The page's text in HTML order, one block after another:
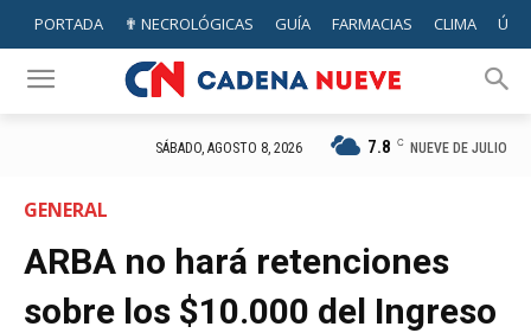
PORTADA ✟ NECROLÓGICAS GUÍA FARMACIAS CLIMA
SÁBADO, AGOSTO 8, 2026 7.8 C NUEVE DE JULIO
GENERAL
ARBA no hará retenciones
sobre los $10.000 del Ingreso